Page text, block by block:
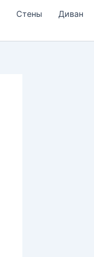
Стены Диван